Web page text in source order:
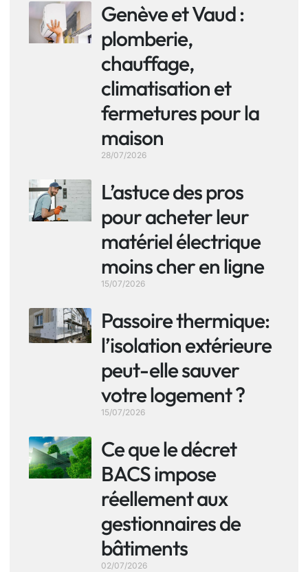
Genève et Vaud :
plomberie,
chauffage,
climatisation et
fermetures pour la
maison
28/07/2026
L’astuce des pros
pour acheter leur
matériel électrique
moins cher en ligne
15/07/2026
Passoire thermique:
l’isolation extérieure
peut-elle sauver
votre logement ?
15/07/2026
Ce que le décret
BACS impose
réellement aux
gestionnaires de
bâtiments
02/07/2026